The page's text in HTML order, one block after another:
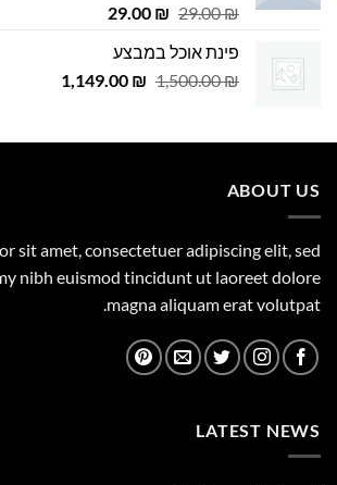
דורג4.75
29.00₪
המחיר
היה:
29.00 ₪.
29.00 ₪
המחיר
29.00 ₪.
פינת אוכל במבצע
1,500.00₪
המחיר
1,500.00 ₪.
1,149.00 ₪
המחיר
₪.
ABOUT US
sit amet, consectetuer adipiscing elit, sed
nibh euismod tincidunt ut laoreet dolore
magna aliquam erat volutpat.
LATEST NEWS